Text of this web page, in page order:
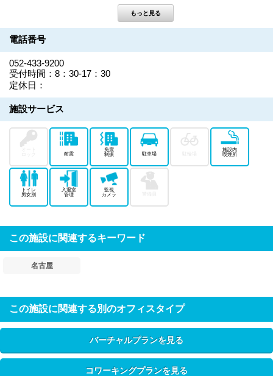
電話番号
052-433-9200
受付時間：8：30-17：30
定休日：
施設サービス
耐震
免震
制振
駐車場
施設内
喫煙所
トイレ
男女別
入退室
管理
監視
カメラ
この施設に関連するキーワード
名古屋
この施設に関連する別のオフィスタイプ
バーチャルプランを見る
コワーキングプランを見る